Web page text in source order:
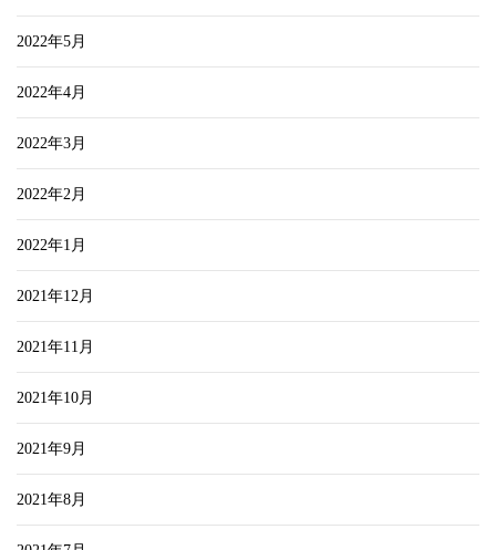
2022年5月
2022年4月
2022年3月
2022年2月
2022年1月
2021年12月
2021年11月
2021年10月
2021年9月
2021年8月